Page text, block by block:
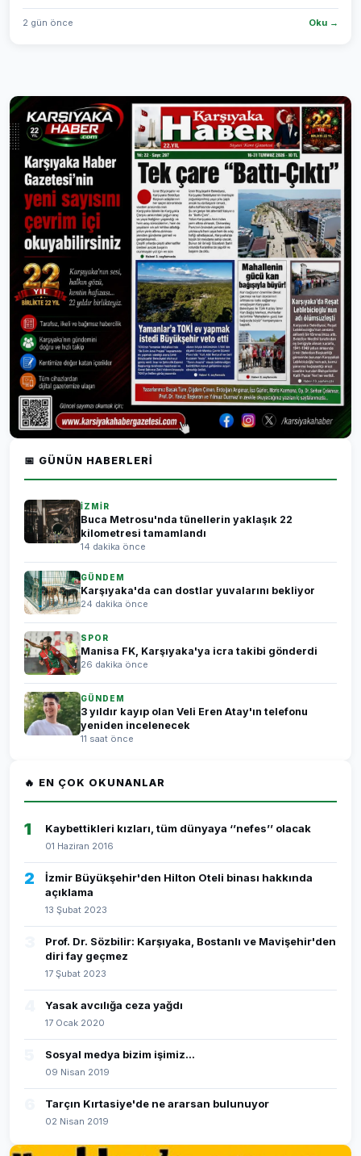
2 gün önce Oku →
📅 GÜNÜN HABERLERI
İZMİR
Buca Metrosu'nda tünellerin yaklaşık 22
kilometresi tamamlandı
14 dakika önce
GÜNDEM
Karşıyaka'da can dostlar yuvalarını bekliyor
24 dakika önce
SPOR
Manisa FK, Karşıyaka'ya icra takibi gönderdi
26 dakika önce
GÜNDEM
3 yıldır kayıp olan Veli Eren Atay'ın telefonu
yeniden incelenecek
11 saat önce
🔥 EN ÇOK OKUNANLAR
1 Kaybettikleri kızları, tüm dünyaya ‘’nefes’’ olacak
01 Haziran 2016
2
İzmir Büyükşehir'den Hilton Oteli binası hakkında
açıklama
13 Şubat 2023
Prof. Dr. Sözbilir: Karşıyaka, Bostanlı ve Mavişehir'den
diri fay geçmez
17 Şubat 2023
Yasak avcılığa ceza yağdı
17 Ocak 2020
Sosyal medya bizim işimiz...
09 Nisan 2019
Tarçın Kırtasiye'de ne ararsan bulunuyor
02 Nisan 2019